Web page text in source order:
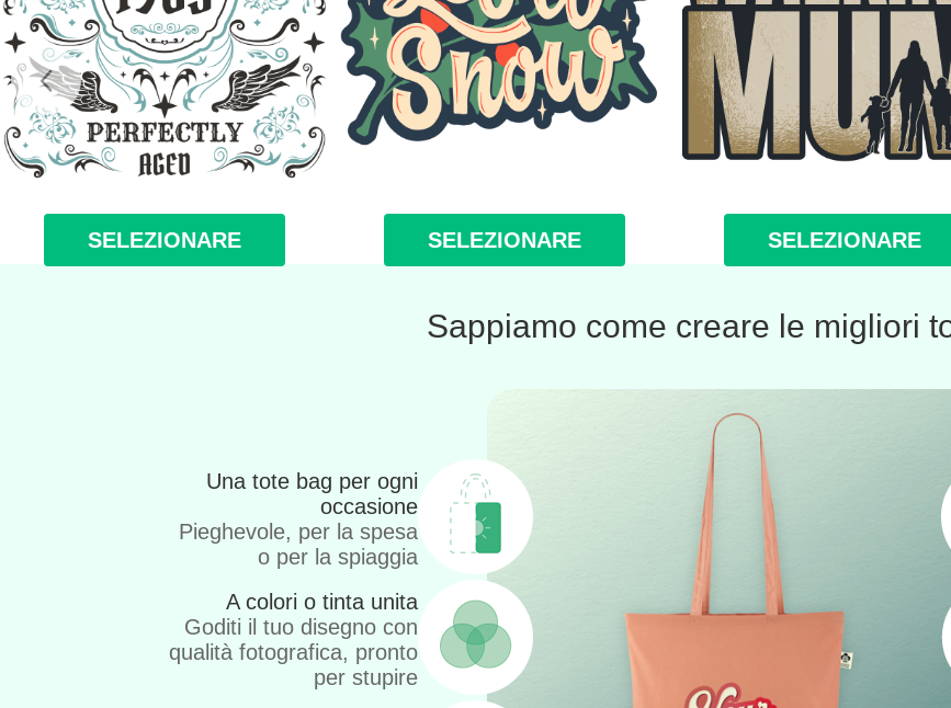
SELEZIONARE SELEZIONARE SELEZIONARE
Sappiamo come creare le migliori
Una tote bag per ogni
occasione
Pieghevole, per la spesa
o per la spiaggia
A colori o tinta unita
Goditi il tuo disegno con
qualità fotografica, pronto
per stupire